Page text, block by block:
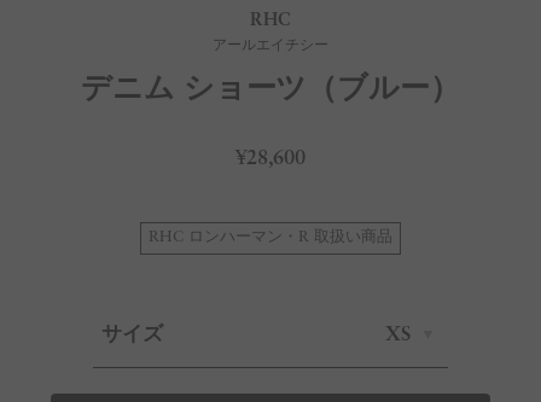
RHC
アールエイチシー
デニム ショーツ（ブルー）
¥28,600
RHC ロンハーマン・R 取扱い商品
サイズ XS